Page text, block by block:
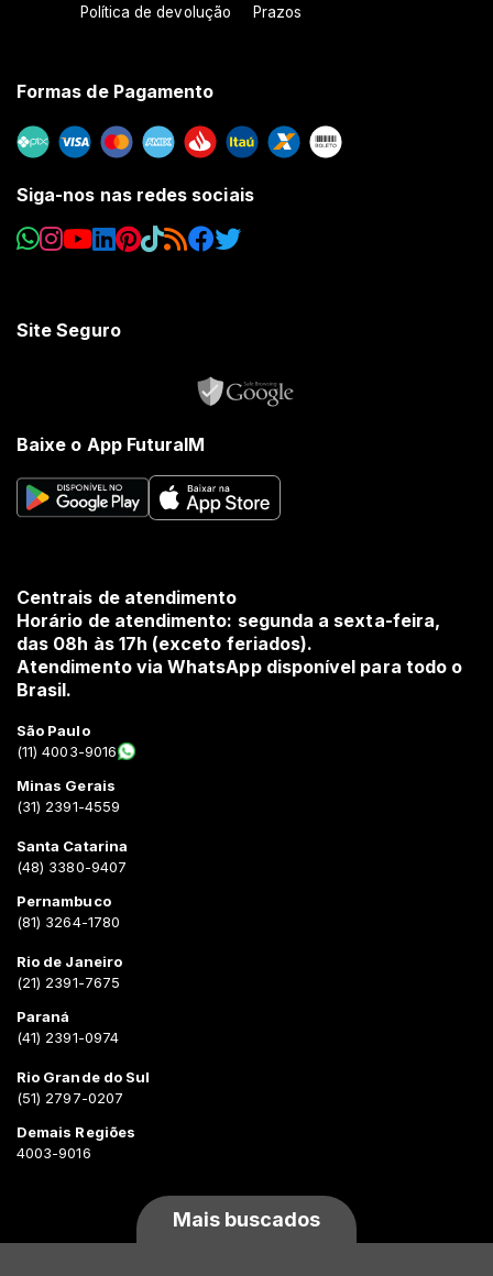
Política de devolução Prazos
Formas de Pagamento
Siga-nos nas redes sociais
Site Seguro
Baixe o App FuturaIM
Centrais de atendimento
Horário de atendimento: segunda a sexta-feira,
das 08h às 17h (exceto feriados).
Atendimento via WhatsApp disponível para todo o
Brasil.
São Paulo
(11) 4003-9016
Minas Gerais
(31) 2391-4559
Santa Catarina
(48) 3380-9407
Pernambuco
(81) 3264-1780
Rio de Janeiro
(21) 2391-7675
Paraná
(41) 2391-0974
Rio Grande do Sul
(51) 2797-0207
Demais Regiões
4003-9016
Mais buscados